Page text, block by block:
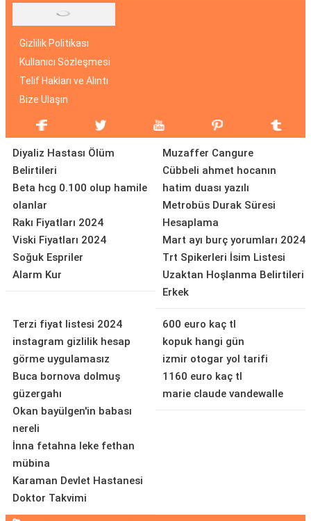
Gizlilik Politikası
Kullanıcı Sözleşmesi
Telif Hakları ve Alıntı
Bize Ulaşın
Diyaliz Hastası Ölüm
Belirtileri
Beta hcg 0.100 olup hamile
olanlar
Rakı Fiyatları 2024
Viski Fiyatları 2024
Soğuk Espriler
Alarm Kur
Muzaffer Cangure
Cübbeli ahmet hocanın
hatim duası yazılı
Metrobüs Durak Süresi
Hesaplama
Mart ayı burç yorumları 2024
Trt Spikerleri İsim Listesi
Uzaktan Hoşlanma Belirtileri
Erkek
Terzi fiyat listesi 2024
instagram gizlilik hesap
görme uygulamasız
Buca bornova dolmuş
güzergahı
Okan bayülgen'in babası
nereli
İnna fetahna leke fethan
mübina
Karaman Devlet Hastanesi
Doktor Takvimi
600 euro kaç tl
kopuk hangi gün
izmir otogar yol tarifi
1160 euro kaç tl
marie claude vandewalle